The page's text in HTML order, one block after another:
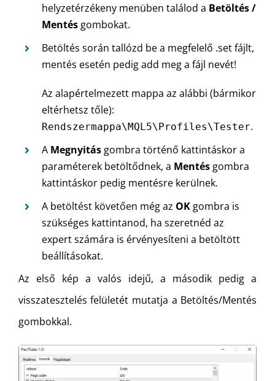
helyzetérzékeny menüben találod a Betöltés /
Mentés gombokat.
Betöltés során tallózd be a megfelelő .set fájlt,
mentés esetén pedig add meg a fájl nevét!
Az alapértelmezett mappa az alábbi (bármikor
eltérhetsz tőle):
Rendszermappa\MQL5\Profiles\Tester.
A Megnyitás gombra történő kattintáskor a
paraméterek betöltődnek, a Mentés gombra
kattintáskor pedig mentésre kerülnek.
A betöltést követően még az OK gombra is
szükséges kattintanod, ha szeretnéd az
expert számára is érvényesíteni a betöltött
beállításokat.
Az első kép a valós idejű, a második pedig a
visszatesztelés felületét mutatja a Betöltés/Mentés
gombokkal.